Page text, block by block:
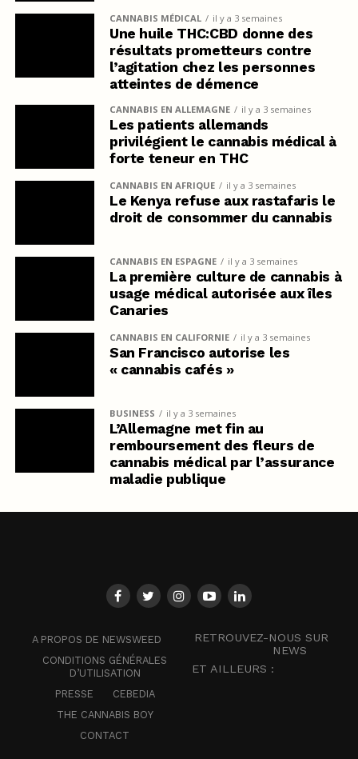
CANNABIS MÉDICAL il y a 3 semaines
Une huile THC:CBD donne des
résultats prometteurs contre
l’agitation chez les personnes
atteintes de démence
CANNABIS EN ALLEMAGNE il y a 3 semaines
Les patients allemands
privilégient le cannabis médical à
forte teneur en THC
CANNABIS EN AFRIQUE il y a 3 semaines
Le Kenya refuse aux rastafaris le
droit de consommer du cannabis
CANNABIS EN ESPAGNE il y a 3 semaines
La première culture de cannabis à
usage médical autorisée aux îles
Canaries
CANNABIS EN CALIFORNIE il y a 3 semaines
San Francisco autorise les
« cannabis cafés »
BUSINESS il y a 3 semaines
L’Allemagne met fin au
remboursement des fleurs de
cannabis médical par l’assurance
maladie publique
A PROPOS DE NEWSWEED
CONDITIONS GÉNÉRALES
D’UTILISATION
PRESSE
CEBEDIA
THE CANNABIS BOY
CONTACT
RETROUVEZ-NOUS SUR
NEWS
ET AILLEURS :